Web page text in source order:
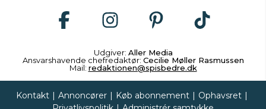
Udgiver: Aller Media
Ansvarshavende chefredaktør: Cecilie Møller Rasmussen
Mail: redaktionen@spisbedre.dk
Kontakt | Annoncører | Køb abonnement | Ophavsret |